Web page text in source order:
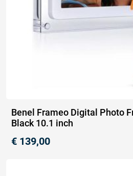
Benel Frameo Digital Photo
Black 10.1 inch
€ 139,00